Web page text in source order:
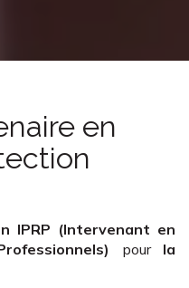
en
IPRP (Intervenant en
pour
la